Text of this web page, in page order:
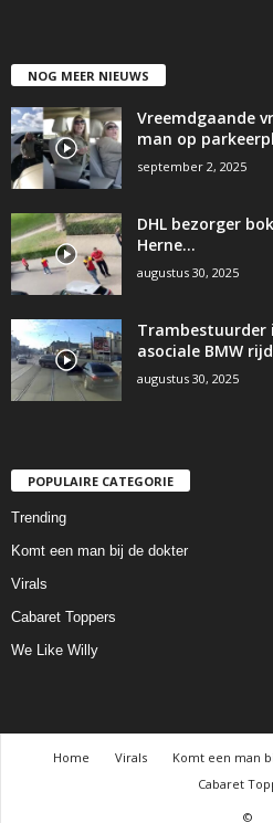
NOG MEER NIEUWS
Vreemdgaande
man op
september 2, 2025
DHL bezorger
Herne…
augustus 30, 2025
Trambestuurder
asociale BMW
augustus 30, 2025
POPULAIRE CATEGORIE
Trending
Komt een man bij de dokter
Virals
Cabaret Toppers
We Like Willy
Home Virals Komt een man
Cabaret
©